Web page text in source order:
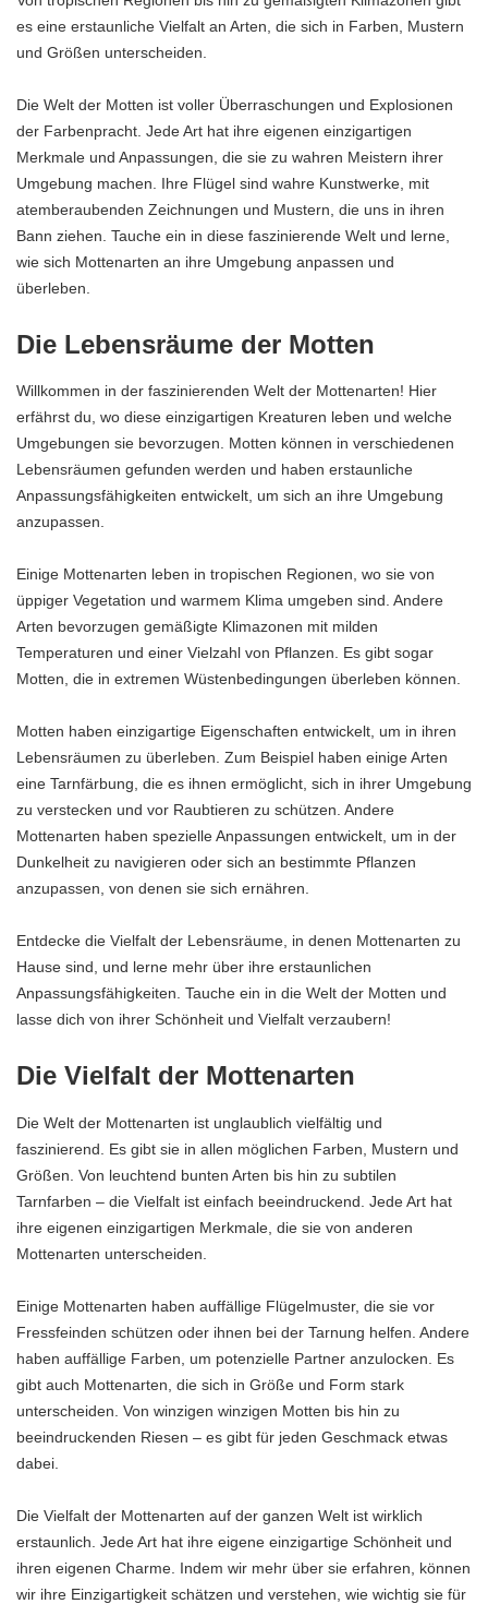
es eine erstaunliche Vielfalt an Arten, die sich in Farben, Mustern
und Größen unterscheiden.
Die Welt der Motten ist voller Überraschungen und Explosionen
der Farbenpracht. Jede Art hat ihre eigenen einzigartigen
Merkmale und Anpassungen, die sie zu wahren Meistern ihrer
Umgebung machen. Ihre Flügel sind wahre Kunstwerke, mit
atemberaubenden Zeichnungen und Mustern, die uns in ihren
Bann ziehen. Tauche ein in diese faszinierende Welt und lerne,
wie sich Mottenarten an ihre Umgebung anpassen und
überleben.
Die Lebensräume der Motten
Willkommen in der faszinierenden Welt der Mottenarten! Hier
erfährst du, wo diese einzigartigen Kreaturen leben und welche
Umgebungen sie bevorzugen. Motten können in verschiedenen
Lebensräumen gefunden werden und haben erstaunliche
Anpassungsfähigkeiten entwickelt, um sich an ihre Umgebung
anzupassen.
Einige Mottenarten leben in tropischen Regionen, wo sie von
üppiger Vegetation und warmem Klima umgeben sind. Andere
Arten bevorzugen gemäßigte Klimazonen mit milden
Temperaturen und einer Vielzahl von Pflanzen. Es gibt sogar
Motten, die in extremen Wüstenbedingungen überleben können.
Motten haben einzigartige Eigenschaften entwickelt, um in ihren
Lebensräumen zu überleben. Zum Beispiel haben einige Arten
eine Tarnfärbung, die es ihnen ermöglicht, sich in ihrer Umgebung
zu verstecken und vor Raubtieren zu schützen. Andere
Mottenarten haben spezielle Anpassungen entwickelt, um in der
Dunkelheit zu navigieren oder sich an bestimmte Pflanzen
anzupassen, von denen sie sich ernähren.
Entdecke die Vielfalt der Lebensräume, in denen Mottenarten zu
Hause sind, und lerne mehr über ihre erstaunlichen
Anpassungsfähigkeiten. Tauche ein in die Welt der Motten und
lasse dich von ihrer Schönheit und Vielfalt verzaubern!
Die Vielfalt der Mottenarten
Die Welt der Mottenarten ist unglaublich vielfältig und
faszinierend. Es gibt sie in allen möglichen Farben, Mustern und
Größen. Von leuchtend bunten Arten bis hin zu subtilen
Tarnfarben – die Vielfalt ist einfach beeindruckend. Jede Art hat
ihre eigenen einzigartigen Merkmale, die sie von anderen
Mottenarten unterscheiden.
Einige Mottenarten haben auffällige Flügelmuster, die sie vor
Fressfeinden schützen oder ihnen bei der Tarnung helfen. Andere
haben auffällige Farben, um potenzielle Partner anzulocken. Es
gibt auch Mottenarten, die sich in Größe und Form stark
unterscheiden. Von winzigen winzigen Motten bis hin zu
beeindruckenden Riesen – es gibt für jeden Geschmack etwas
dabei.
Die Vielfalt der Mottenarten auf der ganzen Welt ist wirklich
erstaunlich. Jede Art hat ihre eigene einzigartige Schönheit und
ihren eigenen Charme. Indem wir mehr über sie erfahren, können
wir ihre Einzigartigkeit schätzen und verstehen, wie wichtig sie für